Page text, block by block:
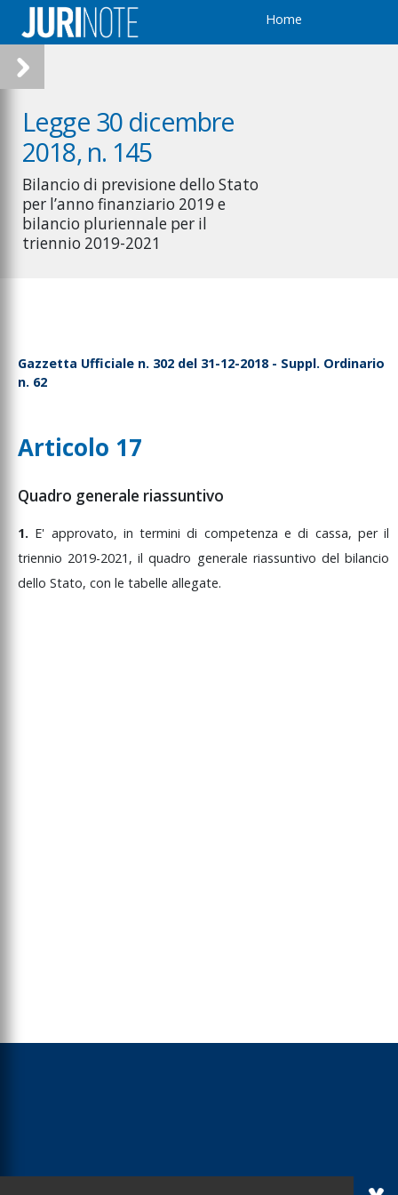
Home
Legge 30 dicembre
2018, n. 145
Bilancio di previsione dello Stato
per l’anno finanziario 2019 e
bilancio pluriennale per il
triennio 2019-2021
Gazzetta Ufficiale n. 302 del 31-12-2018 - Suppl. Ordinario
n. 62
Articolo 17
Quadro generale riassuntivo
1. E' approvato, interminidi competenza edi cassa, peril
triennio 2019-2021,ilquadro generale riassuntivo delbilancio
dello Stato, con le tabelle allegate.